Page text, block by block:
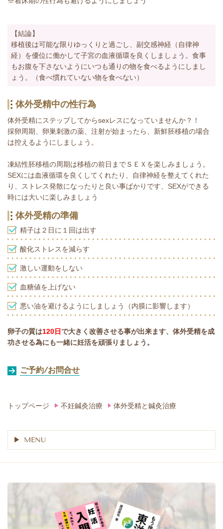
【結論】
移植後は可能な限りゆっくりと過ごし、副交感神経（自律神
経）を優位に働かして子宮の血液循環を良くしましょう。食事
もお腹を下さないようにいつも通りの物を食べるようにしまし
ょう。（食べ慣れていない物を食べない）
体外受精中の性行為
体外受精にステップしてからsexレスになっていませんか？！
採卵周期、卵巣刺激の薬、注射が始まったら、新鮮胚移植の場合
は控えるようにしましょう。
凍結性胚移植の周期は移植の前日までＳＥＸを楽しみましょう。
SEXには血液循環を良くしてくれたり、自律神経を整えてくれた
り、ストレス発散になったりと良い事ばかりです、SEXができる
時には大いに楽しみましょう
体外受精の準備
精子は２日に１回は出す
酸化ストレスを減らす
激しい運動をしない
血糖値を上げない
悪い油を避けるようにしましょう（内膜に影響します）
卵子の質は120日で大きく改善させる事が出来ます、体外受精を成
功させる為にも一緒に妊活を頑張りましょう。
ご予約/お問合せ
トップページ 不妊鍼灸治療 体外受精と鍼灸治療
MENU